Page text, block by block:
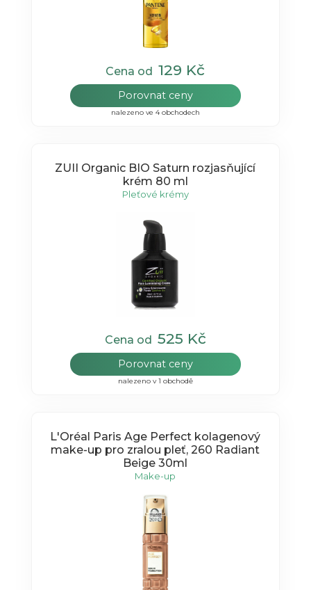
Cena od129 Kč
Porovnat ceny
nalezeno ve 4 obchodech
ZUII Organic BIO Saturn rozjasňující
krém 80 ml
Pleťové krémy
Cena od 525 Kč
Porovnat ceny
nalezeno v 1 obchodě
L'Oréal Paris Age Perfect kolagenový
make-up pro zralou pleť, 260 Radiant
Beige 30ml
Make-up